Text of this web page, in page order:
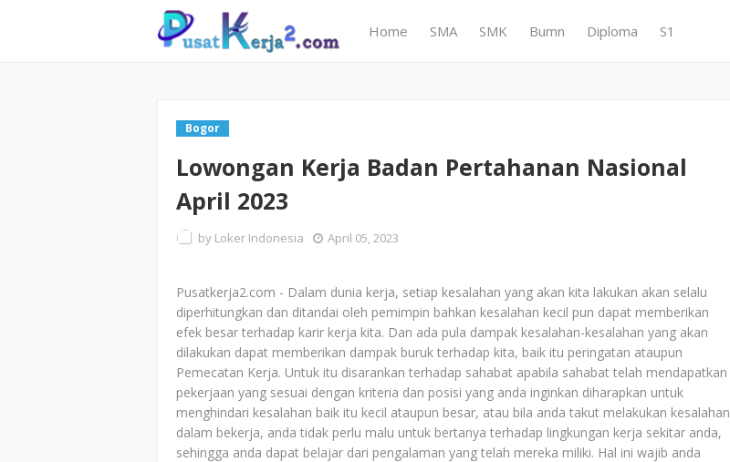
Home SMA SMK Bumn Diploma S1
Bogor
Lowongan Kerja Badan Pertahanan Nasional
April 2023
by Loker Indonesia April 05, 2023
Pusatkerja2.com - Dalam dunia kerja, setiap kesalahan yang akan kita lakukan akan selalu
diperhitungkan dan ditandai oleh pemimpin bahkan kesalahan kecil pun dapat memberikan
efek besar terhadap karir kerja kita. Dan ada pula dampak kesalahan-kesalahan yang akan
dilakukan dapat memberikan dampak buruk terhadap kita, baik itu peringatan ataupun
Pemecatan Kerja. Untuk itu disarankan terhadap sahabat apabila sahabat telah mendapatkan
pekerjaan yang sesuai dengan kriteria dan posisi yang anda inginkan diharapkan untuk
menghindari kesalahan baik itu kecil ataupun besar, atau bila anda takut melakukan kesalahan
dalam bekerja, anda tidak perlu malu untuk bertanya terhadap lingkungan kerja sekitar anda,
sehingga anda dapat belajar dari pengalaman yang telah mereka miliki. Hal ini wajib anda